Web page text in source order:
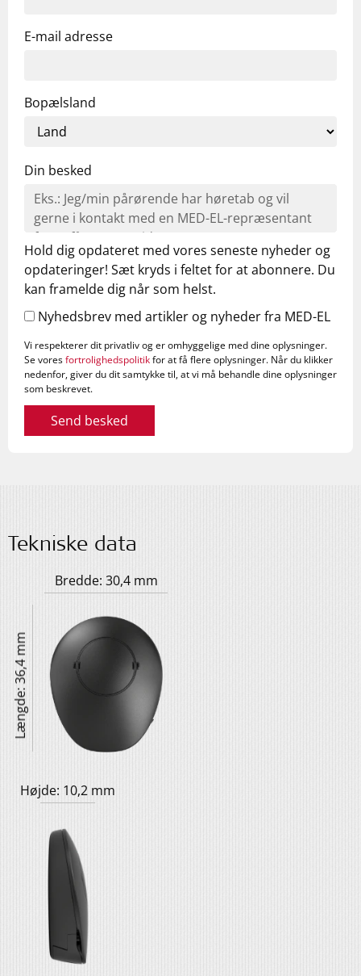
E-mail adresse
Bopælsland
Din besked
Hold dig opdateret med vores seneste nyheder og
opdateringer! Sæt kryds i feltet for at abonnere. Du
kan framelde dig når som helst.
Nyhedsbrev med artikler og nyheder fra MED-EL
Vi respekterer dit privatliv og er omhyggelige med dine oplysninger.
Se voresfortrolighedspolitikfor at få flere oplysninger. Når du klikker
nedenfor, giver du dit samtykke til, at vi må behandle dine oplysninger
som beskrevet.
Send besked
Tekniske data
Bredde: 30,4 mm
Længde: 36,4 mm
Højde: 10,2 mm